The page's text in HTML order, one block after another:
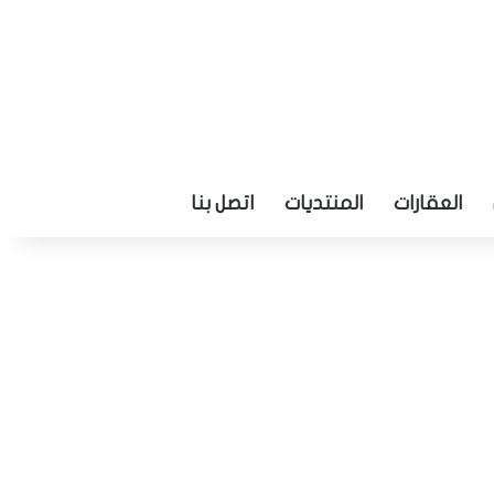
العقارات المنتديات اتصل بنا